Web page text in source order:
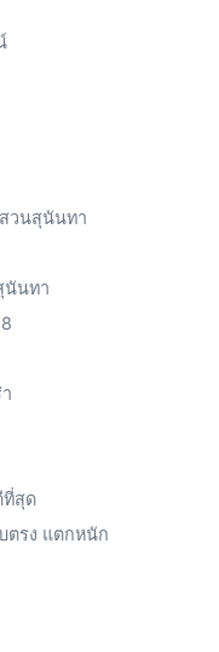
วนสุนันทา
นันทา
ที่สุด
ตรง แตกหนัก